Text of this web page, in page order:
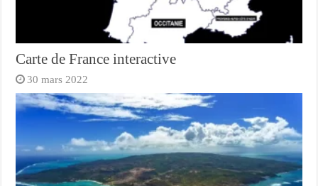
Carte de France interactive
30 mars 2022